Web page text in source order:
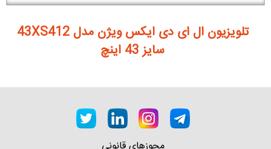
تلویزیون ال ای دی ایکس ویژن مدل 43XS412
سایز 43 اینچ